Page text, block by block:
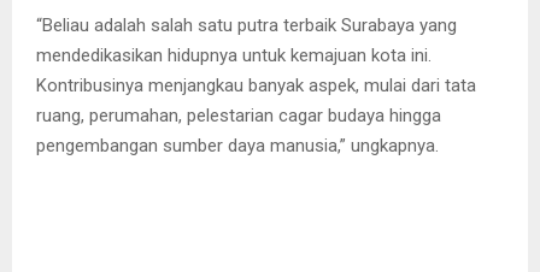
“Beliau adalah salah satu putra terbaik Surabaya yang
mendedikasikan hidupnya untuk kemajuan kota ini.
Kontribusinya menjangkau banyak aspek, mulai dari tata
ruang, perumahan, pelestarian cagar budaya hingga
pengembangan sumber daya manusia,” ungkapnya.